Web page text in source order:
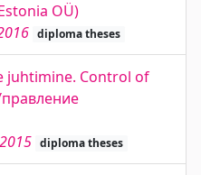
OÜ)
diploma theses
juhtimine. Control of
diploma theses